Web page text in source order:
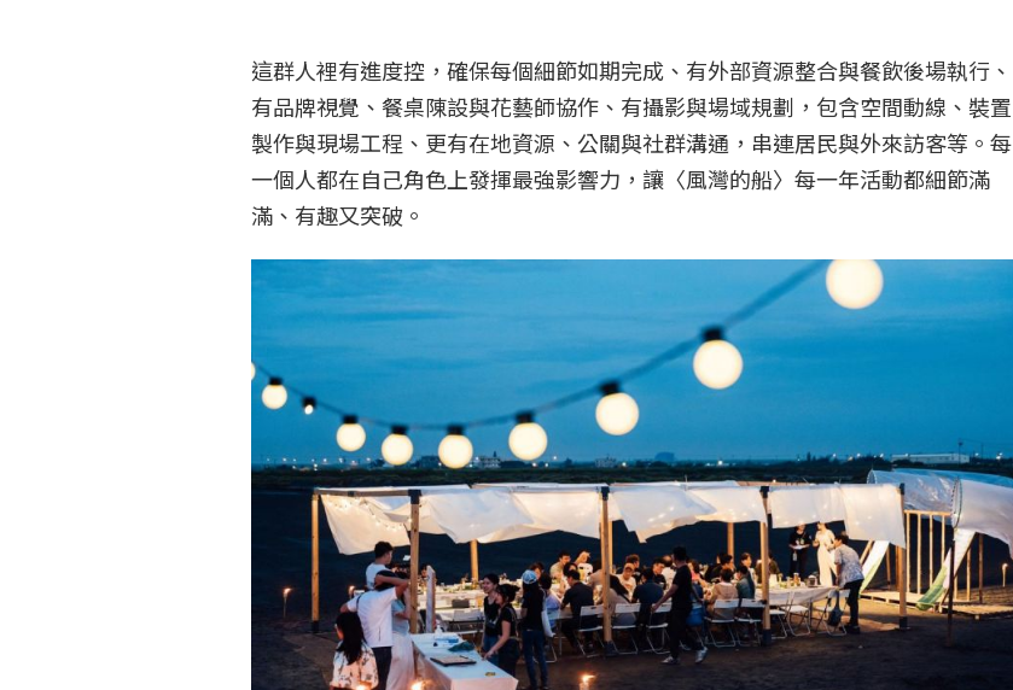
這群人裡有進度控，確保每個細節如期完成、有外部資源整合與餐飲後場執行、
有品牌視覺、餐桌陳設與花藝師協作、有攝影與場域規劃，包含空間動線、裝置
製作與現場工程、更有在地資源、公關與社群溝通，串連居民與外來訪客等。每
一個人都在自己角色上發揮最強影響力，讓〈風灣的船〉每一年活動都細節滿
滿、有趣又突破。